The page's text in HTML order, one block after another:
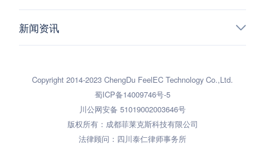
新闻资讯
Copyright 2014-2023 ChengDu FeelEC Technology Co.,Ltd.
蜀ICP备14009746号-5
川公网安备 51019002003646号
版权所有：成都菲莱克斯科技有限公司
法律顾问：四川泰仁律师事务所